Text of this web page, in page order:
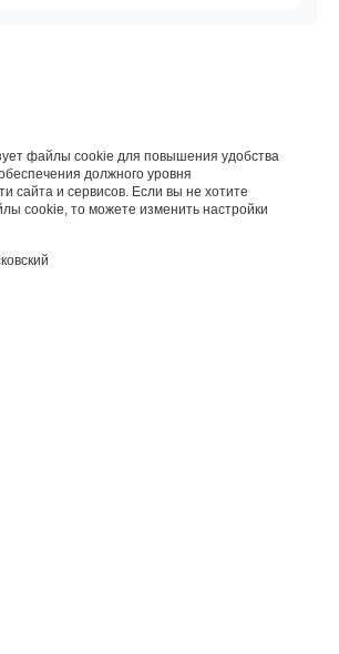
файлы cookie для повышения удобства
должного уровня
сайта и сервисов. Если вы не хотите
cookie, то можете изменить настройки